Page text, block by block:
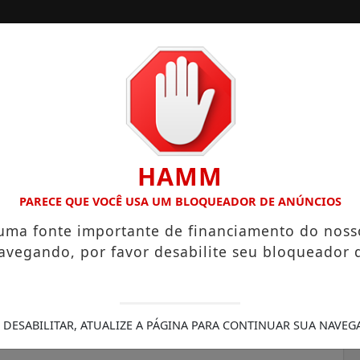
CAMPINAS LITORAL PAULISTA
UNE ALTA PRODUTIVIDADE E CHARME COLONIAL
Prêmio Ciência
do Estado de São
HAMM
PARECE QUE VOCÊ USA UM BLOQUEADOR DE ANÚNCIOS
fonte importante de financiamento do
por favor desabilite seu bloqueador
DESABILITAR, ATUALIZE A PÁGINA PARA CONTINUAR SUA